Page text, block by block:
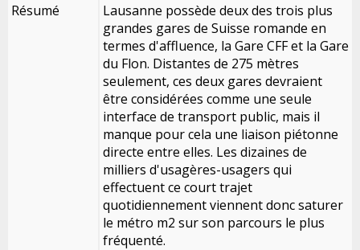
Résumé
Lausanne possède deux des trois plus
grandes gares de Suisse romande en
termes d'affluence, la Gare CFF et la Gare
du Flon. Distantes de 275 mètres
seulement, ces deux gares devraient
être considérées comme une seule
interface de transport public, mais il
manque pour cela une liaison piétonne
directe entre elles. Les dizaines de
milliers d'usagères-usagers qui
effectuent ce court trajet
quotidiennement viennent donc saturer
le métro m2 sur son parcours le plus
fréquenté.